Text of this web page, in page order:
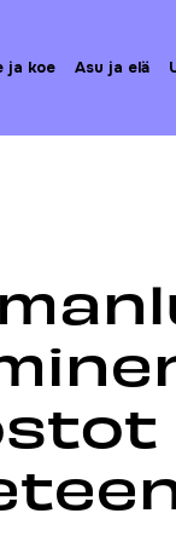
ja koe Asu ja elä